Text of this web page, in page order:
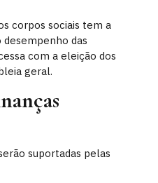
corpos sociais tem a
desempenho das
com a eleição dos
geral.
suportadas pelas